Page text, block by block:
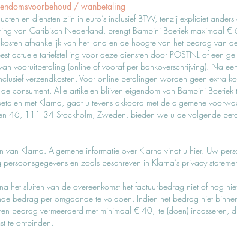
/ wanbetaling
en diensten zijn in euro’s inclusief BTW, tenzij expliciet
van Caribisch Nederland, brengt Bambini Boetiek maximaal €
afhankelijk van het land en de hoogte van het bedrag van
actuele tariefstelling voor deze diensten door POSTNL of een
vooruitbetaling (online of vooraf per bankoverschrijving). Na
verzendkosten. Voor online betalingen worden geen extra
consument. Alle artikelen blijven eigendom van Bambini
met Klarna, gaat u tevens akkoord met de algemene
46, 111 34 Stockholm, Zweden, bieden we u de volgende
van Klarna. Algemene informatie over Klarna vindt u hier. Uw
en zoals beschreven in Klarna’s privacy
sluiten van de overeenkomst het factuurbedrag niet of nog
bedrag per omgaande te voldoen. Indien het bedrag niet
bedrag vermeerderd met minimaal € 40,- te (doen) incasseren,
te ontbinden.